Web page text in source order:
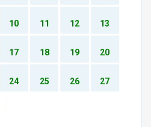
10 11 12 13
17 18 19 20
24 25 26 27